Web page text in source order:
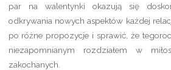
par na walentynki okazują się
odkrywania nowych aspektów każdej
po różne propozycje i sprawić, że
niezapomnianym rozdziałem w
zakochanych.